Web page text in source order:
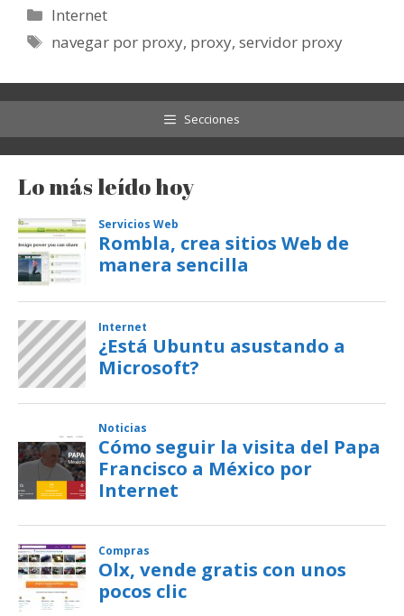
Categorías
Internet
Etiquetas
navegar por proxy, proxy,servidor proxy
Secciones
Lo más leído hoy